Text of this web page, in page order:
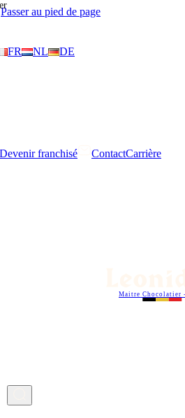
Passer au pied de page
FR NL
DE
Devenir franchisé ContactCarrière
Maitre Chocolatier